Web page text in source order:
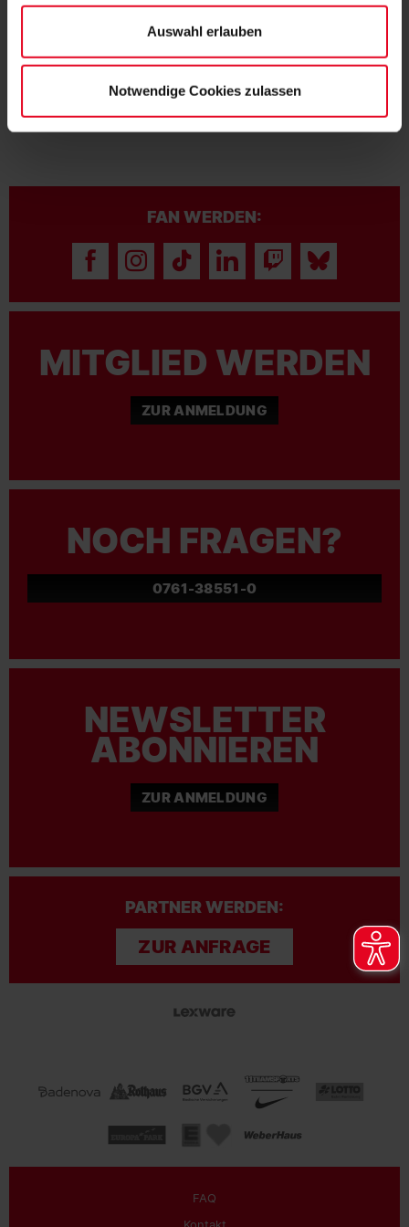
Auswahl erlauben
Notwendige Cookies zulassen
FAN WERDEN:
MITGLIED WERDEN
ZUR ANMELDUNG
NOCH FRAGEN?
0761-38551-0
NEWSLETTER
ABONNIEREN
ZUR ANMELDUNG
PARTNER WERDEN:
ZUR ANFRAGE
FAQ